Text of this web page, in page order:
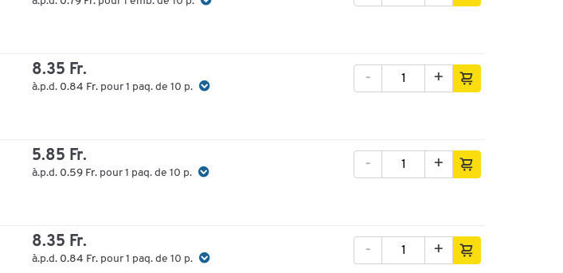
8.35 Fr.
à.p.d. 0.84 Fr. pour 1 paq. de 10 p.
+
-
5.85 Fr.
à.p.d. 0.59 Fr. pour 1 paq. de 10 p.
+
-
8.35 Fr.
à.p.d. 0.84 Fr. pour 1 paq. de 10 p.
+
-